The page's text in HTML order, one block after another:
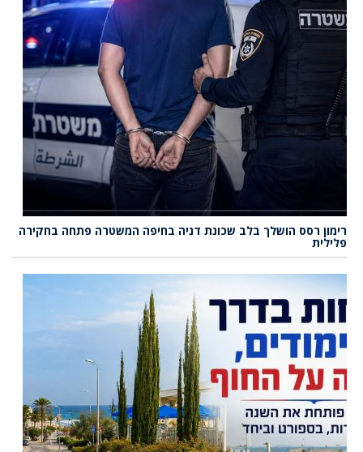
רימון רסס הושלך בלב שכונת דניה בחיפה המשטרה פתחה בחקירה
פלילית